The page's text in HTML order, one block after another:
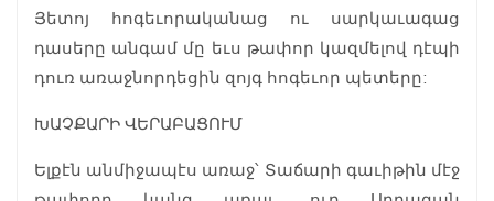
Յետոյ հոգեւորականաց ու սարկաւագաց
դասերը անգամ մը եւս թափոր կազմելով դէպի
դուռ առաջնորդեցին զոյգ հոգեւոր պետերը:
ԽԱՉՔԱՐԻ ՎԵՐԱԲԱՑՈՒՄ
Ելքէն անմիջապէս առաջ՝ Տաճարի գաւիթին մէջ